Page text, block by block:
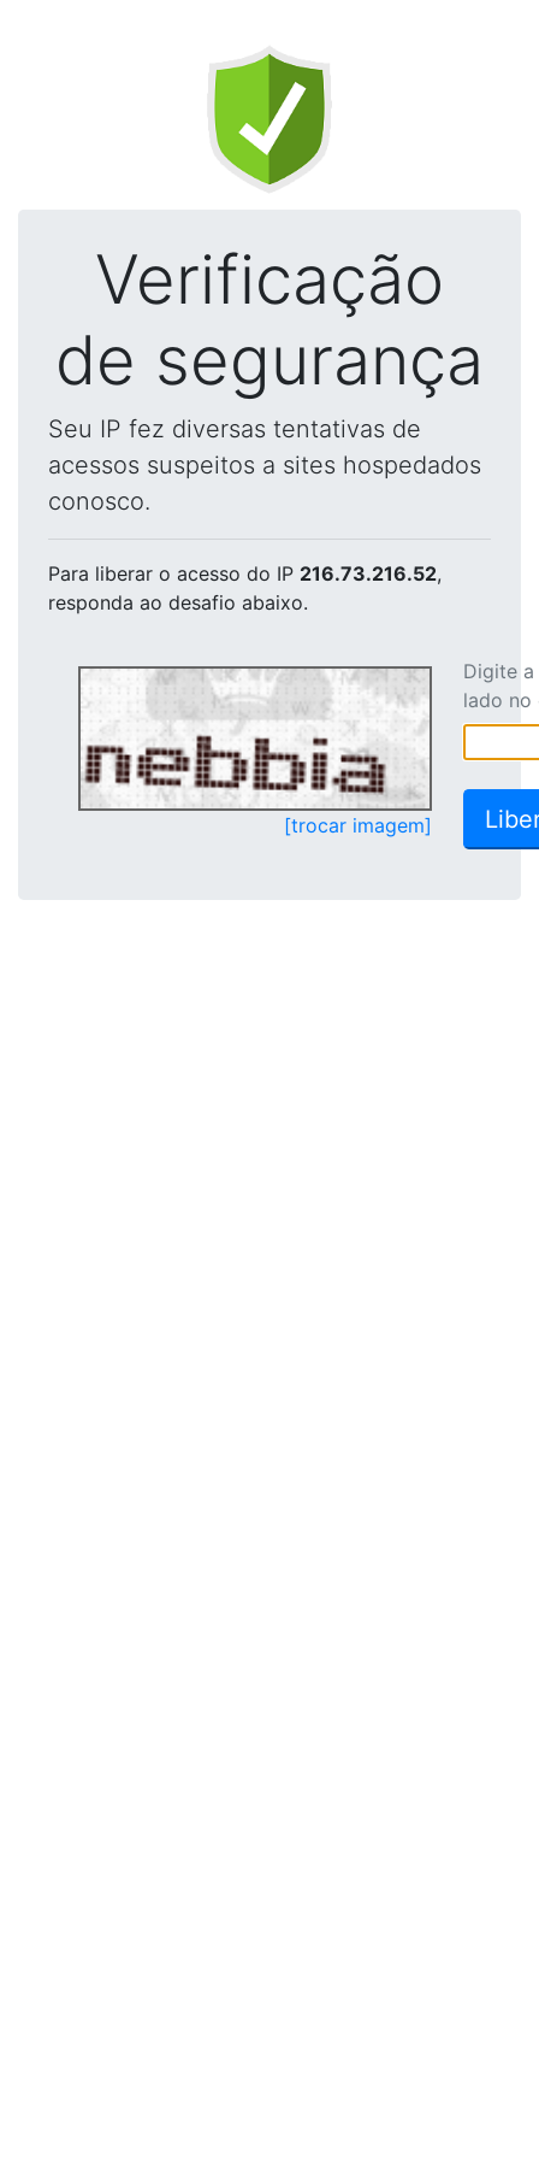
Verificação
de segurança
Seu IP fez diversas tentativas de
acessos suspeitos a sites hospedados
conosco.
Para liberar o acesso do IP 216.73.216.52,
responda ao desafio abaixo.
[trocar imagem]
Digite
lado no